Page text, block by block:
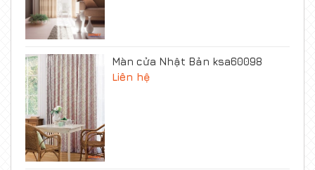
Màn cửa Nhật Bản ksa60098
Liên hệ